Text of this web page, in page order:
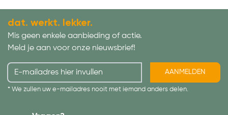
dat. werkt. lekker.
Mis geen enkele aanbieding of actie.
Meld je aan voor onze nieuwsbrief!
AANMELDEN
* We zullen uw e-mailadres nooit met iemand anders delen.